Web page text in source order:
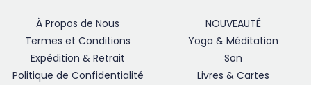
À Propos de Nous
Termes et Conditions
Expédition & Retrait
Politique de Confidentialité
NOUVEAUTÉ
Yoga & Méditation
Son
Livres & Cartes